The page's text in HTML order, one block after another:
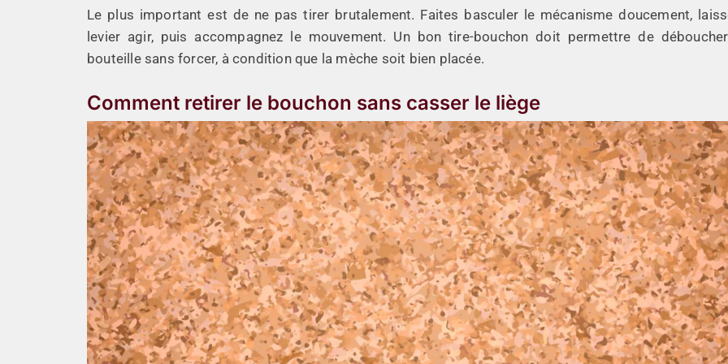
Le plus important est de ne pas tirer brutalement. Faites basculer le mécanisme doucement,
levier agir, puis accompagnez le mouvement. Un bon tire-bouchon doit permettre de
bouteille sans forcer, à condition que la mèche soit bien placée.
Comment retirer le bouchon sans casser le liège